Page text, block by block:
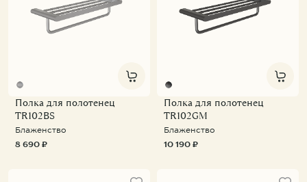
Полка для полотенец
TR102BS
Блаженство
8 690 ₽
Полка для полотенец
TR102GM
Блаженство
10 190 ₽